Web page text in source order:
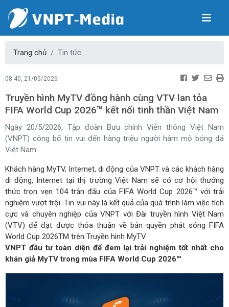
Trang chủ Tin tức
08:40, 21/05/2026
Truyền hình MyTV đồng hành cùng VTV lan tỏa
FIFA World Cup 2026™ kết nối tinh thần Việt Nam
Ngày 20/5/2026, Tập đoàn Bưu chính Viễn thông Việt Nam
(VNPT) công bố tin vui đến hàng triệu người hâm mộ bóng đá
Việt Nam:
Khách hàng MyTV, Internet, di động của VNPT và các khách hàng
di động, Internet tại thị trường Việt Nam sẽ có cơ hội thưởng
thức trọn vẹn 104 trận đấu của FIFA World Cup 2026™ với trải
nghiệm vượt trội. Tin vui này là kết quả của quá trình làm việc tích
cực và chuyên nghiệp của VNPT với Đài truyền hình Việt Nam
(VTV) để đạt được thỏa thuận về bản quyền phát sóng FIFA
World Cup 2026TM trên Truyền hình MyTV.
VNPT đầu tư toàn diện để đem lại trải nghiệm tốt nhất cho
khán giả MyTV trong mùa FIFA World Cup 2026™